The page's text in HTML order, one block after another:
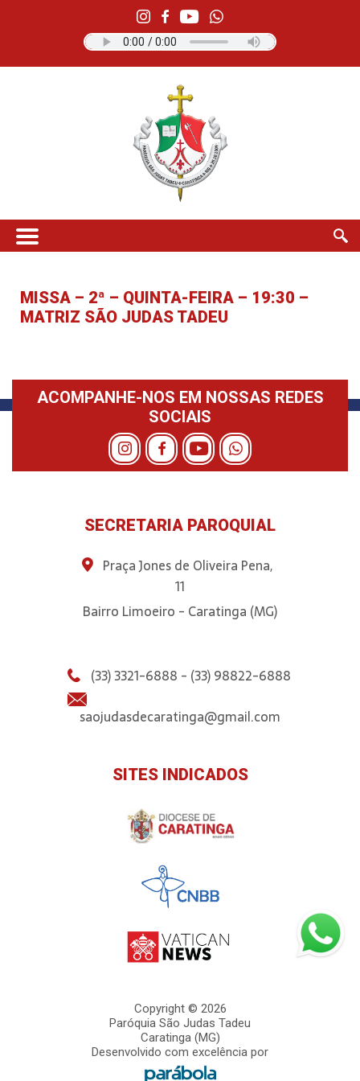
MISSA – 2ª – QUINTA-FEIRA – 19:30 –
MATRIZ SÃO JUDAS TADEU
ACOMPANHE-NOS EM NOSSAS REDES
SOCIAIS
SECRETARIA PAROQUIAL
Praça Jones de Oliveira Pena,
11
Bairro Limoeiro - Caratinga (MG)
(33) 3321-6888 - (33) 98822-6888
saojudasdecaratinga@gmail.com
SITES INDICADOS
Copyright © 2026
Paróquia São Judas Tadeu
Caratinga (MG)
Desenvolvido com excelência por